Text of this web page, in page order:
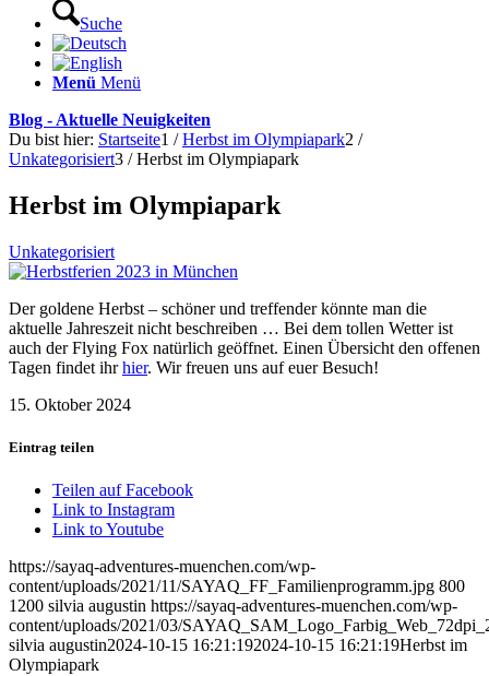
Suche
Menü Menü
Blog - Aktuelle Neuigkeiten
Du bist hier: Startseite1 / Herbst im Olympiapark2 /
Unkategorisiert3 / Herbst im Olympiapark
Herbst im Olympiapark
Unkategorisiert
Der goldene Herbst – schöner und treffender könnte man die
aktuelle Jahreszeit nicht beschreiben … Bei dem tollen Wetter ist
auch der Flying Fox natürlich geöffnet. Einen Übersicht den offenen
Tagen findet ihrhier. Wir freuen uns auf euer Besuch!
15. Oktober 2024
Eintrag teilen
Teilen auf Facebook
Link to Instagram
Link to Youtube
https://sayaq-adventures-muenchen.com/wp-
content/uploads/2021/11/SAYAQ_FF_Familienprogramm.jpg 800
1200 silvia augustin https://sayaq-adventures-muenchen.com/wp-
content/uploads/2021/03/
silvia augustin2024-10-15 16:21:192024-10-15 16:21:19Herbst im
Olympiapark